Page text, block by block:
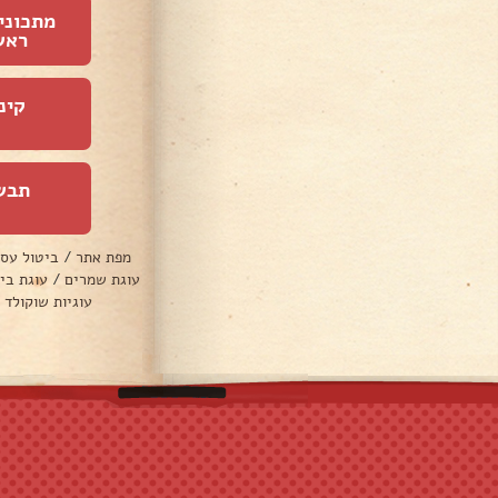
מפת אתר / ביטול
עוגת שמרים / עוגת
עוגיות